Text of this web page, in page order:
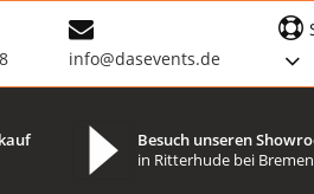
info@dasevents.de
Besuch unseren
in Ritterhude bei Bremen